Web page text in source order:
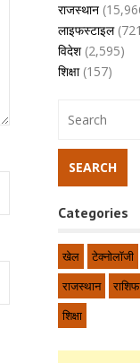
राजस्थान
लाइफस्टाइल
विदेश(2,595)
शिक्षा(157)
Categories
खेल टेक्नोलॉजी
राजस्थान
शिक्षा